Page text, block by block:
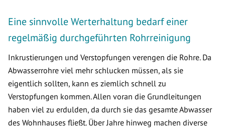
Eine sinnvolle Werterhaltung bedarf einer
regelmäßig durchgeführten Rohrreinigung
Inkrustierungen und Verstopfungen verengen die Rohre. Da
Abwasserrohre viel mehr schlucken müssen, als sie
eigentlich sollten, kann es ziemlich schnell zu
Verstopfungen kommen. Allen voran die Grundleitungen
haben viel zu erdulden, da durch sie das gesamte Abwasser
des Wohnhauses fließt. Über Jahre hinweg machen diverse